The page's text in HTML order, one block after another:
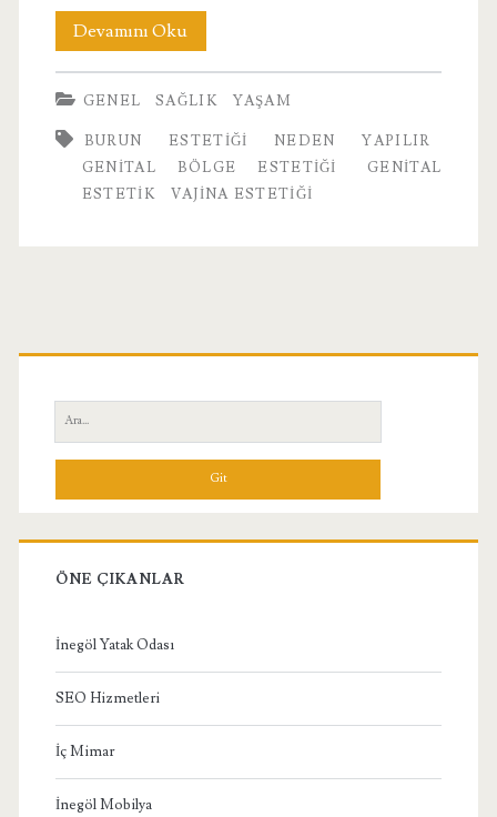
Devamını OkuNeden
Burun
Estetiği
Yapılır?
GENEL SAĞLIK YAŞAM
BURUN ESTETIĞI NEDEN YAPILIR
GENITAL BÖLGE ESTETIĞI
GENITAL
ESTETIK
VAJINA ESTETIĞI
Birincil
Yan
Menü
Ara:
ÖNE ÇIKANLAR
İnegöl Yatak Odası
SEO Hizmetleri
İç Mimar
İnegöl Mobilya